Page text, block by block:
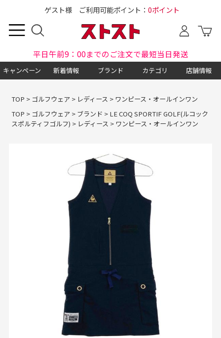
ゲスト様 ご利用可能ポイント： 0ポイント
平日午前9：00までのご注文で最短当日発送
キャンペーン 新着情報 ブランド カテゴリ 店舗情報
TOP > ゴルフウェア > レディース > ワンピース・オールインワン
TOP > ゴルフウェア > ブランド > LE COQ SPORTIF GOLF(ルコック
スポルティフゴルフ) > レディース > ワンピース・オールインワン